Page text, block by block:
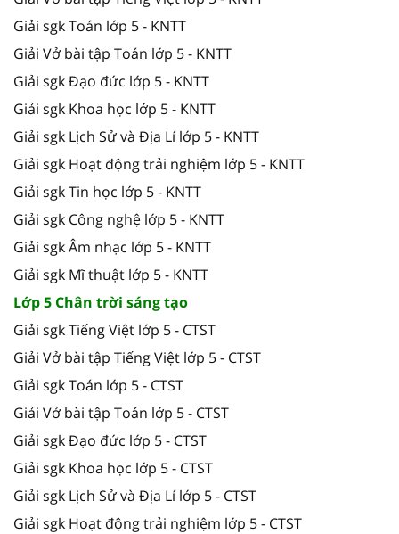
Giải sgk Toán lớp 5 - KNTT
Giải Vở bài tập Toán lớp 5 - KNTT
Giải sgk Đạo đức lớp 5 - KNTT
Giải sgk Khoa học lớp 5 - KNTT
Giải sgk Lịch Sử và Địa Lí lớp 5 - KNTT
Giải sgk Hoạt động trải nghiệm lớp 5 - KNTT
Giải sgk Tin học lớp 5 - KNTT
Giải sgk Công nghệ lớp 5 - KNTT
Giải sgk Âm nhạc lớp 5 - KNTT
Giải sgk Mĩ thuật lớp 5 - KNTT
Lớp 5 Chân trời sáng tạo
Giải sgk Tiếng Việt lớp 5 - CTST
Giải Vở bài tập Tiếng Việt lớp 5 - CTST
Giải sgk Toán lớp 5 - CTST
Giải Vở bài tập Toán lớp 5 - CTST
Giải sgk Đạo đức lớp 5 - CTST
Giải sgk Khoa học lớp 5 - CTST
Giải sgk Lịch Sử và Địa Lí lớp 5 - CTST
Giải sgk Hoạt động trải nghiệm lớp 5 - CTST